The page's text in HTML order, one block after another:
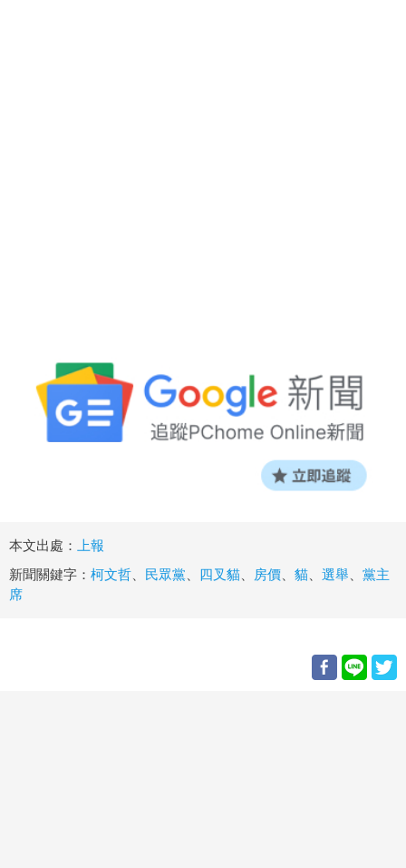
本文出處：
上報
新聞關鍵字： 柯文哲 民眾黨 四叉貓 房價 貓 選舉
黨主
席